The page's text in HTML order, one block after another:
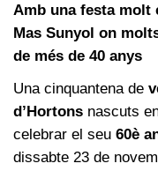
Amb una festa molt
Mas Sunyol on
de més de 40 anys
Una cinquantena de
d’Hortons nascuts
celebrar el seu 60è
dissabte 23 de